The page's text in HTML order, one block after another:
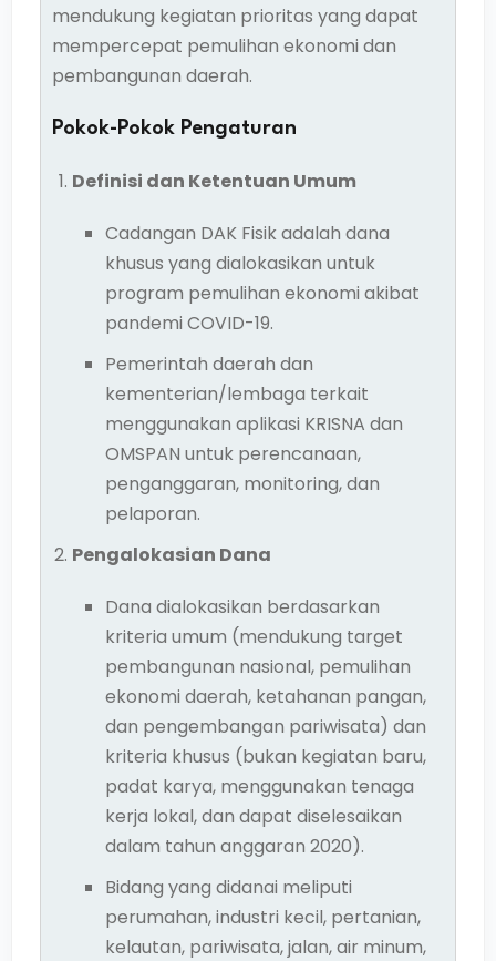
mendukung kegiatan prioritas yang dapat
mempercepat pemulihan ekonomi dan
pembangunan daerah.
Pokok-Pokok Pengaturan
Definisi dan Ketentuan Umum
Cadangan DAK Fisik adalah dana
khusus yang dialokasikan untuk
program pemulihan ekonomi akibat
pandemi COVID-19.
Pemerintah daerah dan
kementerian/lembaga terkait
menggunakan aplikasi KRISNA dan
OMSPAN untuk perencanaan,
penganggaran, monitoring, dan
pelaporan.
Pengalokasian Dana
Dana dialokasikan berdasarkan
kriteria umum (mendukung target
pembangunan nasional, pemulihan
ekonomi daerah, ketahanan pangan,
dan pengembangan pariwisata) dan
kriteria khusus (bukan kegiatan baru,
padat karya, menggunakan tenaga
kerja lokal, dan dapat diselesaikan
dalam tahun anggaran 2020).
Bidang yang didanai meliputi
perumahan, industri kecil, pertanian,
kelautan, pariwisata, jalan, air minum,